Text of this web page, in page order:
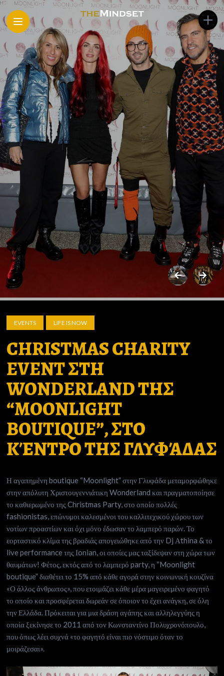
EVENTS LIFE IS NOW
CHRISTMAS CHARITY
EVENT ΣΤΗ
WONDERLAND ΤΗΣ
“MOONLIGHT
BOUTIQUE”, ΣΤΟ
ΚΈΝΤΡΟ ΤΗΣ ΓΛΥΦΆΔΑΣ
Η αγαπημένη boutique “Moonlight” στην Γλυφάδα μεταμορφώθηκε
στην απόλυτη Χριστουγεννιάτικη Wonderland και πραγματοποίησε
το καθιερωμένο της Christmas Party, στο οποίο πολλές
fashionistas, επώνυμοι καλεσμένοι του καλλιτεχικού χώρου των
νοτίων προαστίων και όχι μόνο έδωσαν το λαμπερό παρών. Το
εορταστικό κλίμα της βραδιάς απογειώθηκε από την Dj Αthina & το
live performance της Ιonian, οι οποίες μας ταξίδεψαν στη χώρα των
θαυμάτων! Φέτος, εκτός από το λαμπερό party, η “Moonlight
boutique” διαθέτει το 15% από κάθε αγορά στην κοινωνική κουζίνα
«Ο άλλος άνθρωπος», που ετοιμάζει κάθε μέρα μαγειρεμένο φαγητό
το οποίο και προσφέρεται δωρεάν σε όποιον το έχει ανάγκη, σε όλη
την Ελλάδα. Πρόκειται για μια δράση αγάπης και αλληλεγγύης η
οποία ξεκίνησε το 2011 από τον Κωνσταντίνο Πολυχρονόπουλο,
που όπως λέει συχνά «το φαγητό είναι πιο νόστιμο όταν το
μοιράζεσαι».